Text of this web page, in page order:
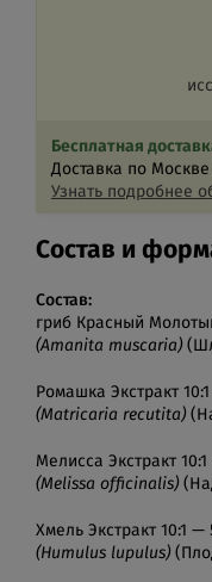
Бесплатная
Доставка по
Узнать подробнее
Состав и
Состав:
гриб Красный
(Amanita muscaria)
Ромашка Экстракт
(Matricaria recutita)
Мелисса Экстракт
(Melissa officinalis)
Хмель Экстракт 10:1 —
(Humulus lupulus)